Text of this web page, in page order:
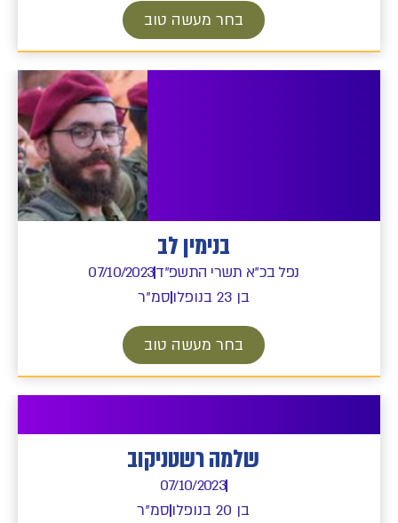
בחר מעשה טוב
בנימין לב
נפל בכ"א תשרי התשפ"ד07/10/2023
בן 23 בנופלו
סמ"ר
בחר מעשה טוב
שלמה רשטניקוב
07/10/2023
בן 20 בנופלו
סמ"ר